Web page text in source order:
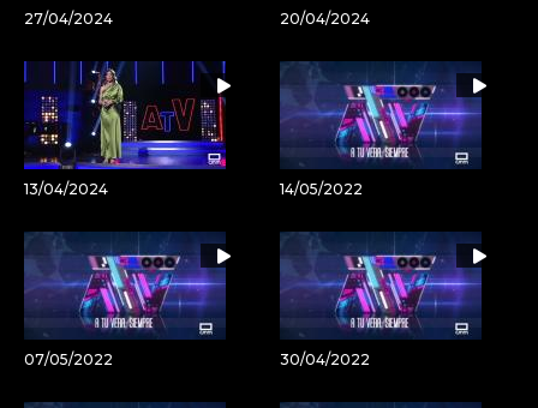
27/04/2024 20/04/2024
13/04/2024 14/05/2022
07/05/2022 30/04/2022